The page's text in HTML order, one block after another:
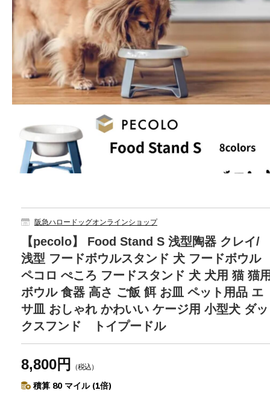
阪急ハロードッグオンラインショップ
【pecolo】 Food Stand S 浅型陶器 クレイ/
浅型 フードボウルスタンド 犬 フードボウル
ペコロ ぺころ フードスタンド 犬 犬用 猫 猫
ボウル 食器 高さ ご飯 餌 お皿 ペット用品 エ
サ皿 おしゃれ かわいい ケージ用 小型犬 ダッ
クスフンド トイプードル
8,800円 （税込）
積算 80 マイル (1倍)